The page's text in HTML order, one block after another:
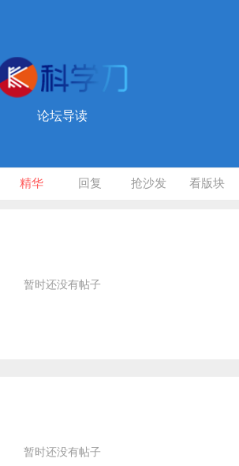
论坛导读
精华 回复 抢沙发 看版块
暂时还没有帖子
暂时还没有帖子